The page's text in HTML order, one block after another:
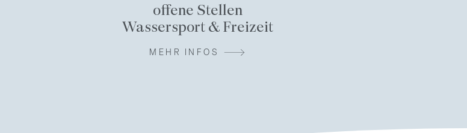
offene Stellen
Wassersport & Freizeit
MEHR INFOS